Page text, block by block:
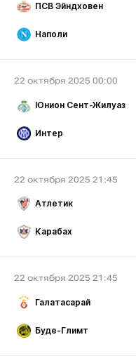
ПСВ Эйндховен
Наполи
22 октября 2025 00:00
Юнион Сент-Жилуаз
Интер
22 октября 2025 21:45
Атлетик
Карабах
22 октября 2025 21:45
Галатасарай
Буде-Глимт